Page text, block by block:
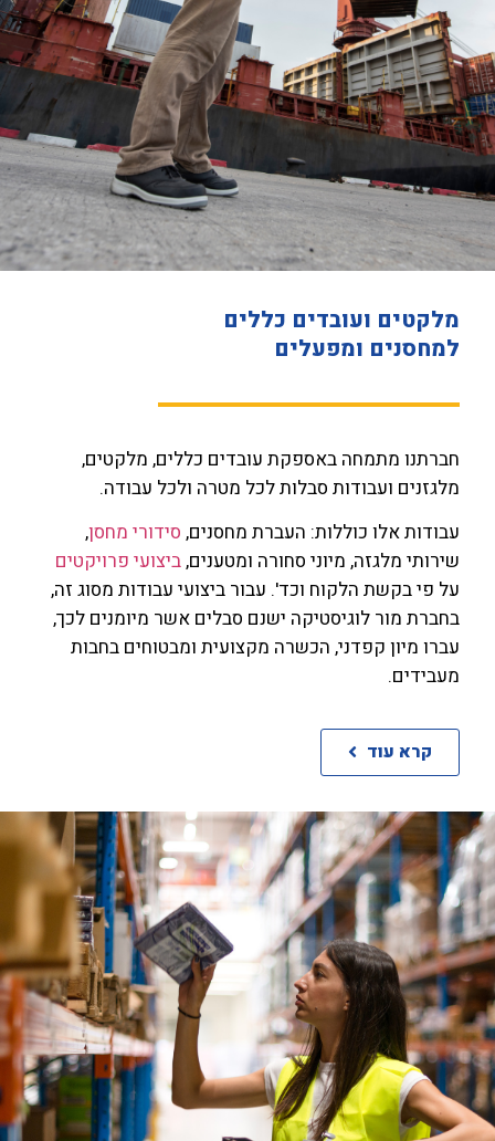
מלקטים ועובדים כללים
למחסנים ומפעלים
חברתנו מתמחה באספקת עובדים כללים, מלקטים,
מלגזנים ועבודות סבלות לכל מטרה ולכל עבודה.
עבודות אלו כוללות: העברת מחסנים, סידורי מחסן,
שירותי מלגזה, מיוני סחורה ומטענים,ביצועי פרויקטים
על פי בקשת הלקוח וכד'. עבור ביצועי עבודות מסוג זה,
בחברת מור לוגיסטיקה ישנם סבלים אשר מיומנים לכך,
עברו מיון קפדני, הכשרה מקצועית ומבטוחים בחבות
מעבידים.
קרא עוד